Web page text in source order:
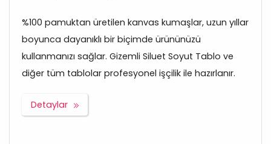
%100 pamuktan üretilen kanvas kumaşlar, uzun yıllar
boyunca dayanıklı bir biçimde ürününüzü
kullanmanızı sağlar. Gizemli Siluet Soyut Tablo ve
diğer tüm tablolar profesyonel işçilik ile hazırlanır.
Detaylar